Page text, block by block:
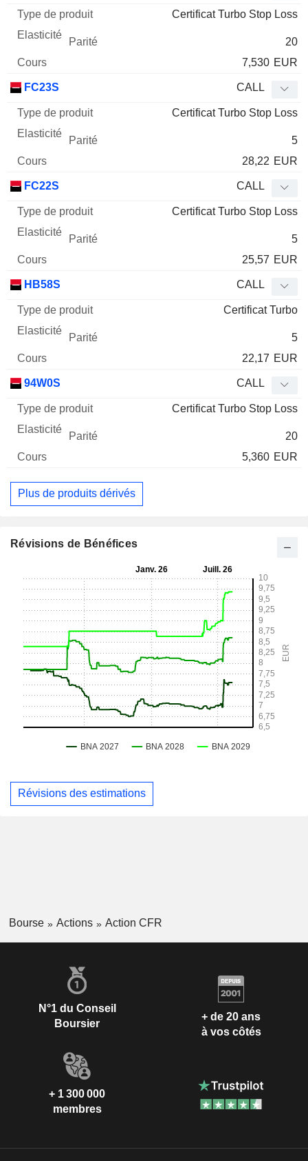
Mnemo Type produit
Parité Cours
Certificat Turbo Stop Loss
20
7,530 EUR
FC23S CALL
Certificat Turbo Stop Loss
5
28,22 EUR
FC22S CALL
Certificat Turbo Stop Loss
5
25,57 EUR
HB58S CALL
Certificat Turbo
5
22,17 EUR
94W0S CALL
Certificat Turbo Stop Loss
20
5,360 EUR
Plus de produits dérivés
Révisions de Bénéfices
Révisions des estimations
Bourse Actions Action CFR
N°1 du Conseil
Boursier
+ de 20 ans
à vos côtés
+ 1 300 000
membres